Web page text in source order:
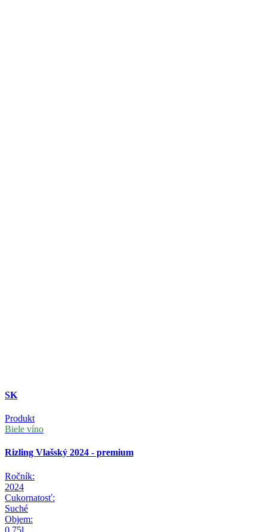
SK
Produkt
Biele víno
Rizling Vlašský 2024 - premium
Ročník:
2024
Cukornatosť:
Suché
Objem:
0,75l